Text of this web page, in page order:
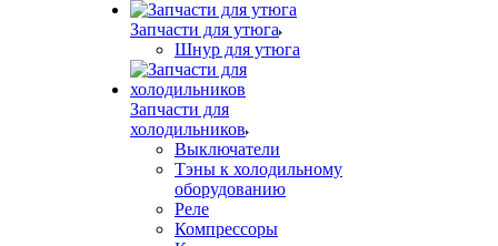
Запчасти для утюга
Шнур для утюга
Запчасти для
холодильников
Выключатели
Тэны к холодильному
оборудованию
Реле
Компрессоры